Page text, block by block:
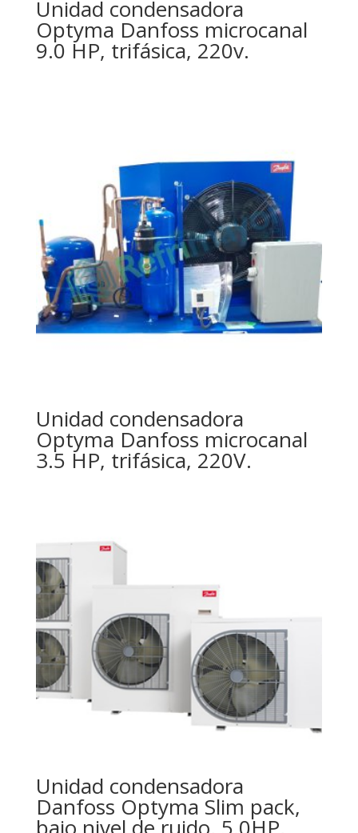
Unidad condensadora
Optyma Danfoss microcanal
9.0 HP, trifásica, 220v.
Unidad condensadora
Optyma Danfoss microcanal
3.5 HP, trifásica, 220V.
Unidad condensadora
Danfoss Optyma Slim pack,